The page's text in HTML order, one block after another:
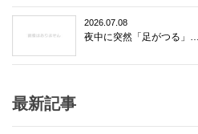
2026.07.08
夜中に突然「足がつる」
最新記事